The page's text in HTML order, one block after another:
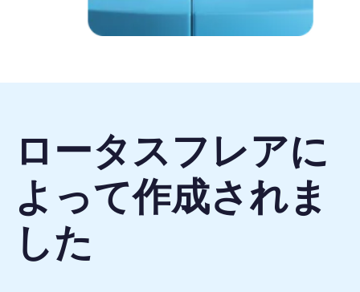
ロータスフレアに
よって作成されま
した